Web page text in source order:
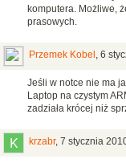
komputera. Możliwe,
prasowych.
Przemek Kobel , 6
Jeśli w notce nie ma
Laptop na czystym
zadziała krócej niż
krzabr, 7 stycznia